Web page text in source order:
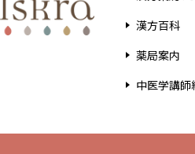
漢方百科
薬局案内
中医学講師